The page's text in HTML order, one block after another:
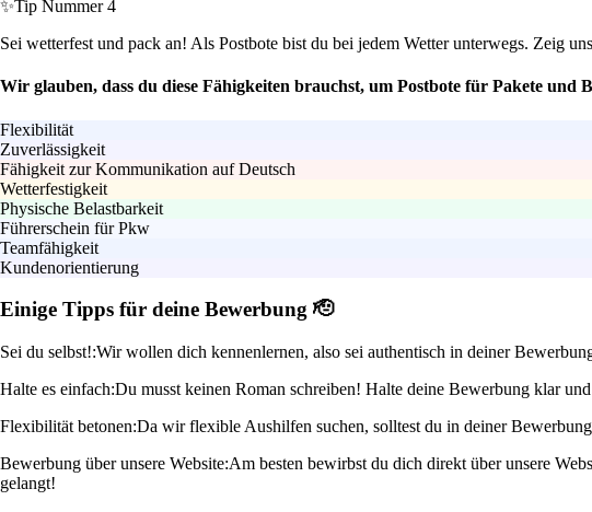
✨Tip Nummer 4
Sei wetterfest und pack an! Als Postbote bist du bei jedem Wetter unterwegs. Zeig
Wir glauben, dass du diese Fähigkeiten brauchst, um Postbote für Pakete
Flexibilität
Zuverlässigkeit
Fähigkeit zur Kommunikation auf Deutsch
Wetterfestigkeit
Physische Belastbarkeit
Führerschein für Pkw
Teamfähigkeit
Kundenorientierung
Einige Tipps für deine Bewerbung 🫡
Sei du selbst!:Wir wollen dich kennenlernen, also sei authentisch in deiner
Halte es einfach:Du musst keinen Roman schreiben! Halte deine Bewerbung klar
Flexibilität betonen:Da wir flexible Aushilfen suchen, solltest du in deiner
Bewerbung über unsere Website:Am besten bewirbst du dich direkt über unsere
gelangt!